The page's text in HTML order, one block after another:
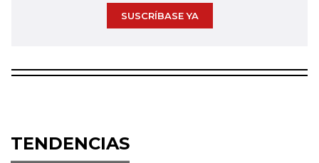
SUSCRÍBASE YA
TENDENCIAS